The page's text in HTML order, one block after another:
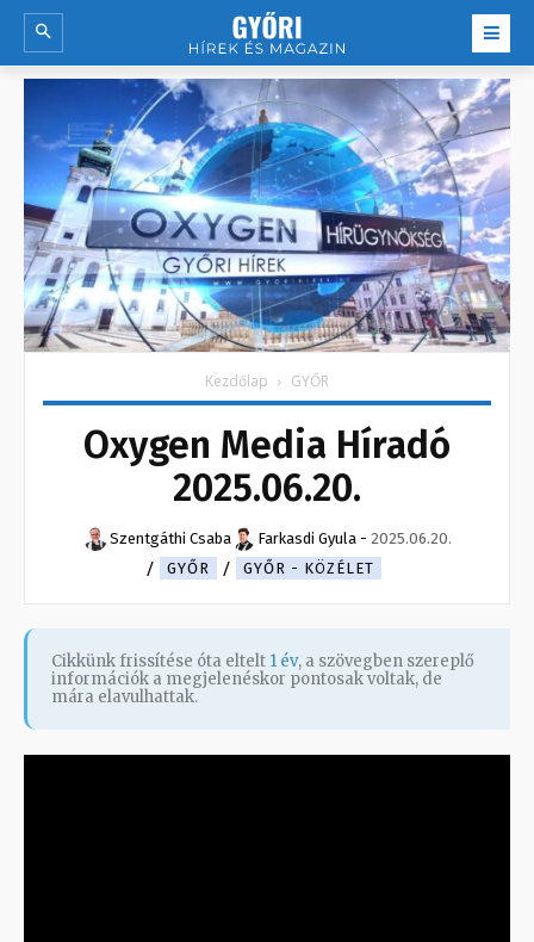
Kezdőlap GYŐR
Oxygen Media Híradó
2025.06.20.
Szentgáthi Csaba Farkasdi Gyula - 2025.06.20.
GYŐR
GYŐR - KÖZÉLET
Cikkünk frissítése óta eltelt 1 év, a szövegben szereplő
információk a megjelenéskor pontosak voltak, de
mára elavulhattak.